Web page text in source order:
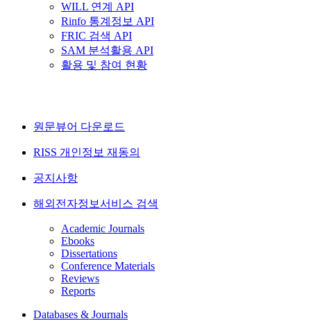
WILL 연계 API
Rinfo 통계정보 API
FRIC 검색 API
SAM 분석활용 API
활용 및 참여 현황
원문뷰어 다운로드
RISS 개인정보 재동의
공지사항
해외전자정보서비스 검색
Academic Journals
Ebooks
Dissertations
Conference Materials
Reviews
Reports
Databases & Journals